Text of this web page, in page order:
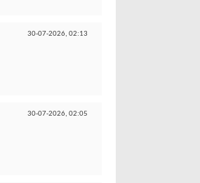
30-07-2026, 02:13
30-07-2026, 02:05